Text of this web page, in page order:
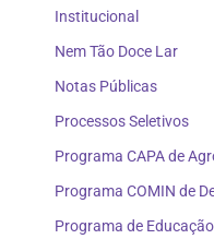
Institucional
Nem Tão Doce Lar
Notas Públicas
Processos Seletivos
Programa CAPA de
Programa COMIN de
Programa de